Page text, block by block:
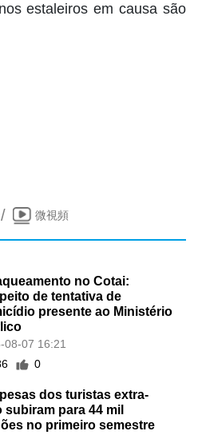
estaleiros em causa são
/ 微視頻
no Cotai:
de tentativa de
presente ao Ministério
08-07 16:21
0
dos turistas extra-
subiram para 44 mil
no primeiro semestre